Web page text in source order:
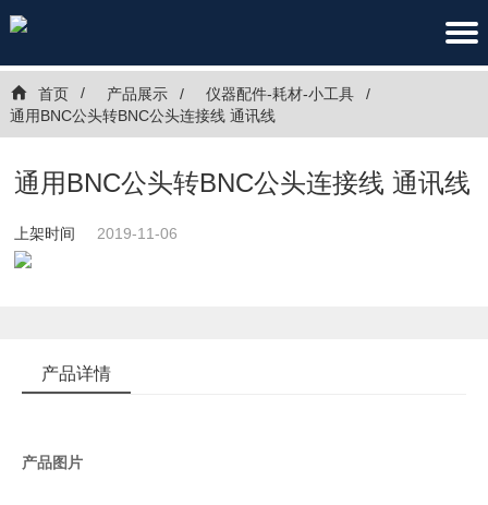
首页 产品展示
仪器配件-耗材-小工具
通用BNC公头转BNC公头连接线 通讯线
通用BNC公头转BNC公头连接线 通讯线
上架时间 2019-11-06
产品详情
产品图片